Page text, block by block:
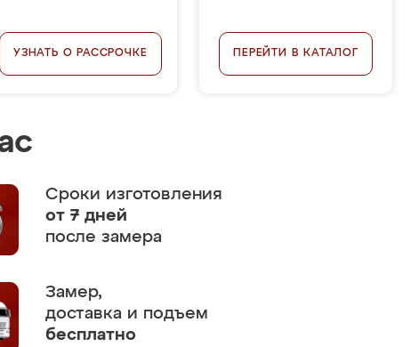
УЗНАТЬ О РАССРОЧКЕ ПЕРЕЙТИ В КАТАЛОГ
Сроки изготовления
от 7 дней
после замера
Замер,
доставка и подъем
бесплатно